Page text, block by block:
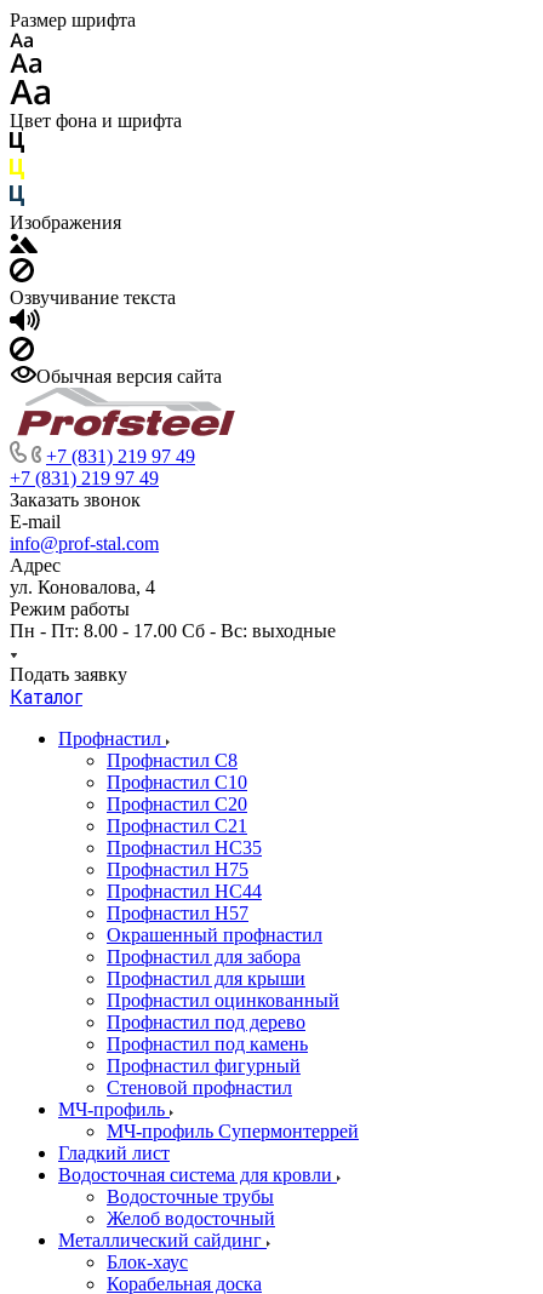
Размер шрифта
Цвет фона и шрифта
Изображения
Озвучивание текста
Обычная версия сайта
+7 (831) 219 97 49
+7 (831) 219 97 49
Заказать звонок
E-mail
info@prof-stal.com
Адрес
ул. Коновалова, 4
Режим работы
Пн - Пт: 8.00 - 17.00 Сб - Вс: выходные
Подать заявку
Каталог
Профнастил
Профнастил С8
Профнастил С10
Профнастил С20
Профнастил С21
Профнастил НС35
Профнастил Н75
Профнастил HC44
Профнастил Н57
Окрашенный профнастил
Профнастил для забора
Профнастил для крыши
Профнастил оцинкованный
Профнастил под дерево
Профнастил под камень
Профнастил фигурный
Стеновой профнастил
МЧ-профиль
МЧ-профиль Супермонтеррей
Гладкий лист
Водосточная система для кровли
Водосточные трубы
Желоб водосточный
Металлический сайдинг
Блок-хаус
Корабельная доска